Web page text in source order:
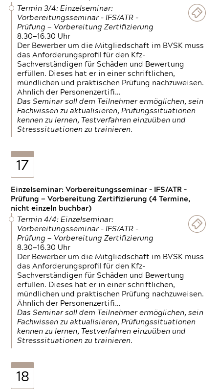
Termin 3/4: Einzelseminar:
Vorbereitungsseminar - IFS/ATR -
Prüfung — Vorbereitung Zertifizierung
8.30—16.30 Uhr
Der Bewerber um die Mitgliedschaft im BVSK muss
das Anforderungsprofil für den Kfz-
Sachverständigen für Schäden und Bewertung
erfüllen. Dieses hat er in einer schriftlichen,
mündlichen und praktischen Prüfung nachzuweisen.
Ähnlich der Personenzertifi…
Das Seminar soll dem Teilnehmer ermöglichen, sein
Fachwissen zu aktualisieren, Prüfungssituationen
kennen zu lernen, Testverfahren einzuüben und
Stresssituationen zu trainieren.
17
Einzelseminar: Vorbereitungsseminar - IFS/ATR -
Prüfung — Vorbereitung Zertifizierung (4 Termine,
nicht einzeln buchbar)
Termin 4/4: Einzelseminar:
Vorbereitungsseminar - IFS/ATR -
Prüfung — Vorbereitung Zertifizierung
8.30—16.30 Uhr
Der Bewerber um die Mitgliedschaft im BVSK muss
das Anforderungsprofil für den Kfz-
Sachverständigen für Schäden und Bewertung
erfüllen. Dieses hat er in einer schriftlichen,
mündlichen und praktischen Prüfung nachzuweisen.
Ähnlich der Personenzertifi…
Das Seminar soll dem Teilnehmer ermöglichen, sein
Fachwissen zu aktualisieren, Prüfungssituationen
kennen zu lernen, Testverfahren einzuüben und
Stresssituationen zu trainieren.
18